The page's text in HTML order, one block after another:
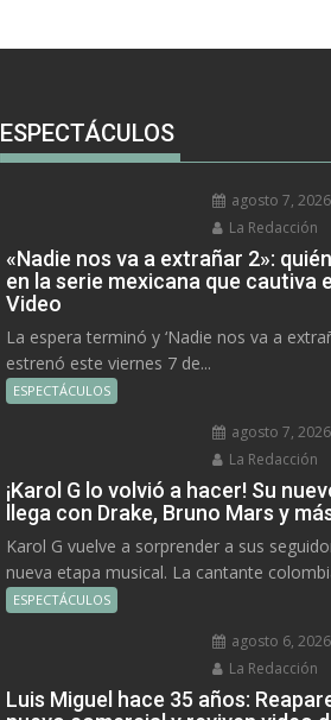
ESPECTÁCULOS
agosto 7, 2026
La Redacción
«Nadie nos va a extrañar 2»:
en la serie mexicana que cautiva
Video
La espera terminó y ‘Nadie nos va a
estrenó este viernes 7 de...
ESPECTÁCULOS
agosto 7, 2026
La Redacción
¡Karol G lo volvió a hacer! Su
llega con Drake, Bruno Mars y
Karol G vuelve a sorprender a sus
nueva etapa musical. La cantante
ESPECTÁCULOS
agosto 6, 2026
La Redacción
Luis Miguel hace 35 años: